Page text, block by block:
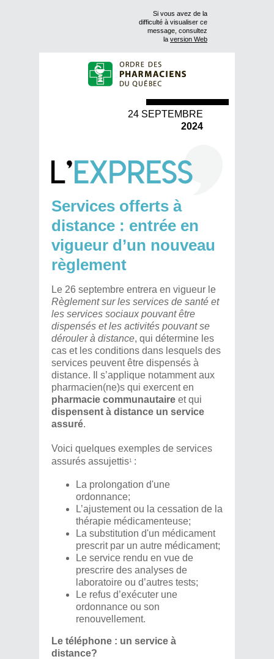
Si vous avez de la
difficulté à visualiser ce
message, consultez
la version Web
24 SEPTEMBRE
2024
Services offerts à
distance : entrée en
vigueur d’un nouveau
règlement
Le 26 septembre entrera en vigueur le
Règlement sur les services de santé et
les services sociaux pouvant être
dispensés et les activités pouvant se
dérouler à distance, qui détermine les
cas et les conditions dans lesquels des
services peuvent être dispensés à
distance. Il s’applique notamment aux
pharmacien(ne)s qui exercent en
pharmacie communautaire et qui
dispensent à distance un service
assuré.
Voici quelques exemples de services
assurés assujettis1 :
La prolongation d'une
ordonnance;
L’ajustement ou la cessation de la
thérapie médicamenteuse;
La substitution d'un médicament
prescrit par un autre médicament;
Le service rendu en vue de
prescrire des analyses de
laboratoire ou d’autres tests;
Le refus d’exécuter une
ordonnance ou son
renouvellement.
Le téléphone : un service à
distance?